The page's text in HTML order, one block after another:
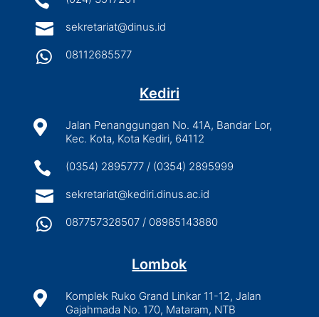
 sekretariat@dinus.id
 08112685577
Kediri

Jalan Penanggungan No. 41A, Bandar Lor,
Kec. Kota, Kota Kediri, 64112
 (0354) 2895777 / (0354) 2895999
 sekretariat@kediri.dinus.ac.id
 087757328507 / 08985143880
Lombok

Komplek Ruko Grand Linkar 11-12, Jalan
Gajahmada No. 170, Mataram, NTB